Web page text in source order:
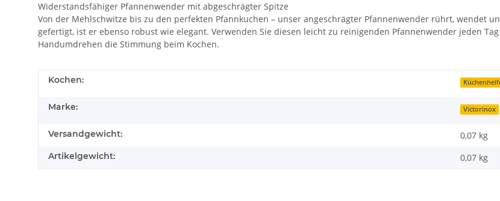
Widerstandsfähiger Pfannenwender mit abgeschrägter Spitze
Von der Mehlschwitze bis zu den perfekten Pfannkuchen – unser angeschrägter Pfannenwender rührt, wendet
gefertigt, ist er ebenso robust wie elegant. Verwenden Sie diesen leicht zu reinigenden Pfannenwender jeden
Handumdrehen die Stimmung beim Kochen.
Kochen:
Marke: Victorinox
Versandgewicht: 0,07 kg
Artikelgewicht: 0,07 kg